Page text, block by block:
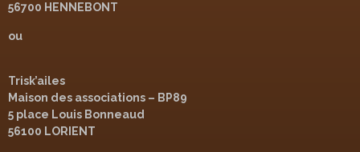
56700 HENNEBONT
ou
Trisk’ailes
Maison des associations – BP89
5 place Louis Bonneaud
56100 LORIENT